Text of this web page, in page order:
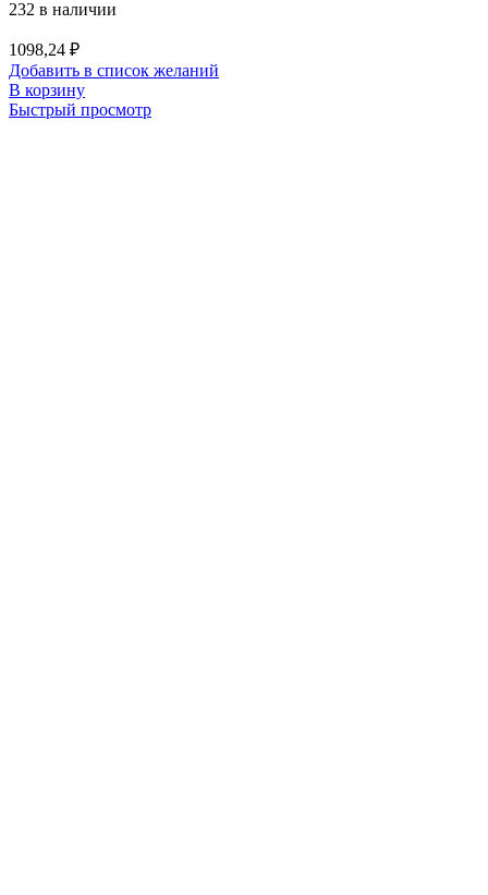
232 в наличии
1098,24 ₽
Добавить в список желаний
В корзину
Быстрый просмотр